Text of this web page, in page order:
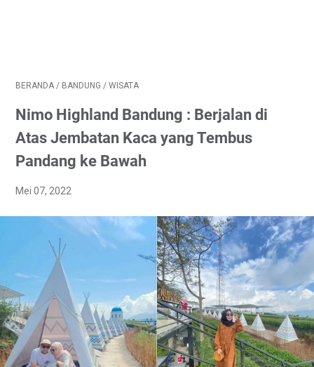
BERANDA / BANDUNG / WISATA
Nimo Highland Bandung : Berjalan di
Atas Jembatan Kaca yang Tembus
Pandang ke Bawah
Mei 07, 2022